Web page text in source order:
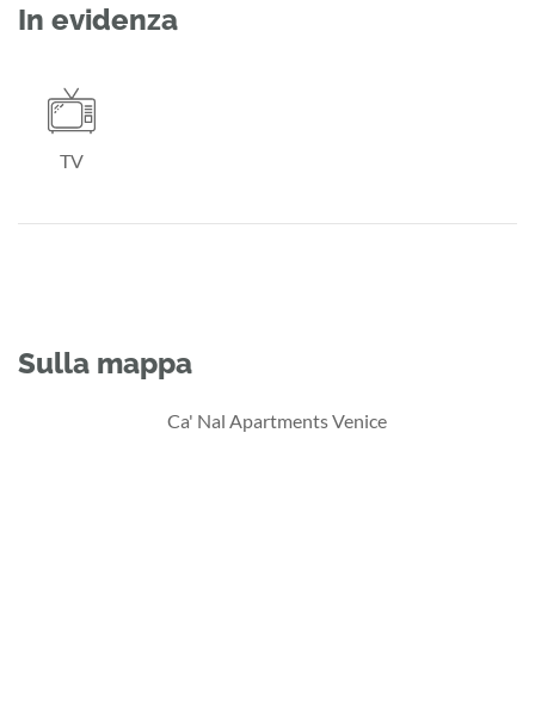
In evidenza
TV
Sulla mappa